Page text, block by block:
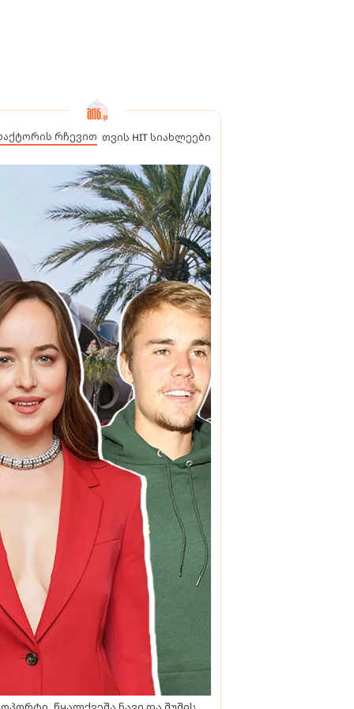
რჩევით თვის HIT სიახლეები